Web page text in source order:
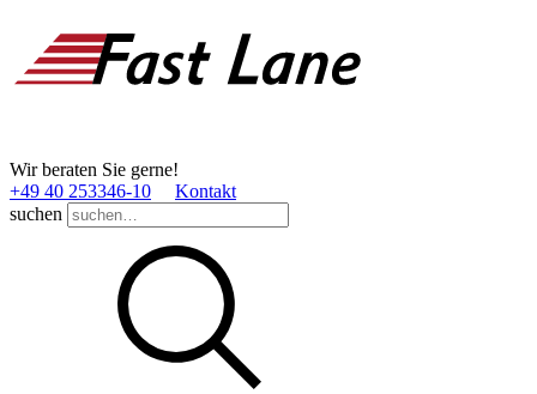
Wir beraten Sie gerne!
+49 40 253346­-10
Kontakt
suchen